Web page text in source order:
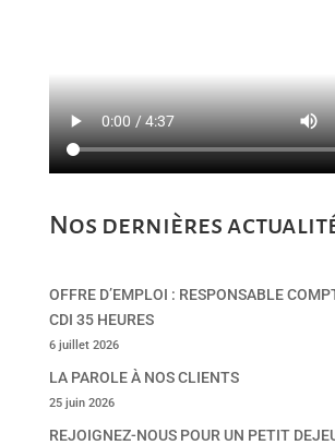
Nos dernières
OFFRE D’EMPLOI : RESPONSABLE
CDI 35 HEURES
6 juillet 2026
LA PAROLE À NOS CLIENTS
25 juin 2026
REJOIGNEZ-NOUS POUR UN PETIT